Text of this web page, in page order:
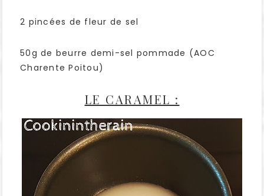
2 pincées de fleur de sel
50g de beurre demi-sel pommade (AOC
Charente Poitou)
LE CARAMEL :